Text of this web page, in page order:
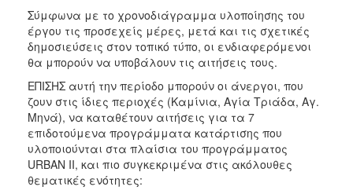
Σύμφωνα με το χρονοδιάγραμμα υλοποίησης του
έργου τις προσεχείς μέρες, μετά και τις σχετικές
δημοσιεύσεις στον τοπικό τύπο, οι ενδιαφερόμενοι
θα μπορούν να υποβάλουν τις αιτήσεις τους.
ΕΠΙΣΗΣ αυτή την περίοδο μπορούν οι άνεργοι, που
ζουν στις ίδιες περιοχές (Καμίνια, Αγία Τριάδα, Αγ.
Μηνά), να καταθέτουν αιτήσεις για τα 7
επιδοτούμενα προγράμματα κατάρτισης που
υλοποιούνται στα πλαίσια του προγράμματος
URBAN II, και πιο συγκεκριμένα στις ακόλουθες
θεματικές ενότητες: